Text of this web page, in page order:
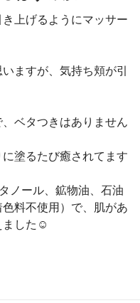
上げるようにマッサー
ますが、気持ち頬が引
ベタつきはありません
塗るたび癒されてます
ノール、鉱物油、石油
料不使用）で、肌があ
ました☺️